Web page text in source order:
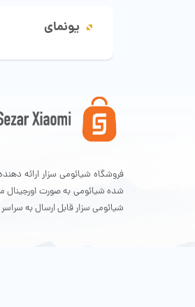
یونمای
فروشگاه شیائومی سزار ارائه
شده شیائومی به صورت
شیائومی سزار قابل ارسال به